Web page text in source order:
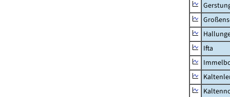
Ifta